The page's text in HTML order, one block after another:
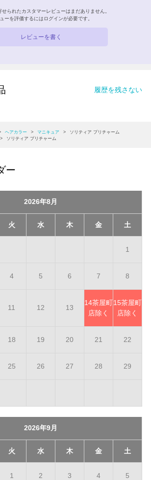
せられたカスタマーレビューはまだありません。
ーを評価するには ログインが必要です。
レビューを書く
履歴を残さない
ヘアカラー > マニキュア >
ソリティア プリチャーム
> ソリティア プリチャーム
ー
2026年8月
火 水 木 金 土
1
4 5 6 7 8
11 12 13
14茶屋町
店除く
15茶屋町
店除く
18 19 20 21 22
25 26 27 28 29
2026年9月
火 水 木 金 土
1 2 3 4 5